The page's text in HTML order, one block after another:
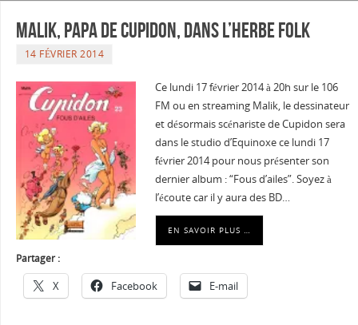
Malik, papa de Cupidon, dans l’Herbe Folk
14 FÉVRIER 2014
Ce lundi 17 février 2014 à 20h sur le 106
FM ou en streaming Malik, le dessinateur
et désormais scénariste de Cupidon sera
dans le studio d’Equinoxe ce lundi 17
février 2014 pour nous présenter son
dernier album : “Fous d’ailes”. Soyez à
l’écoute car il y aura des BD…
EN SAVOIR PLUS …
Partager :
X Facebook E-mail